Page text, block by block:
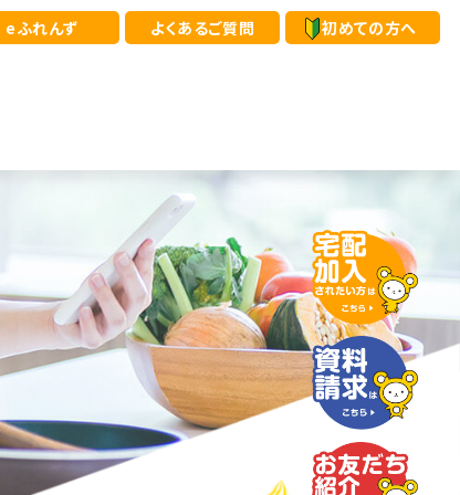
eふれんず よくあるご質問 初めての方へ